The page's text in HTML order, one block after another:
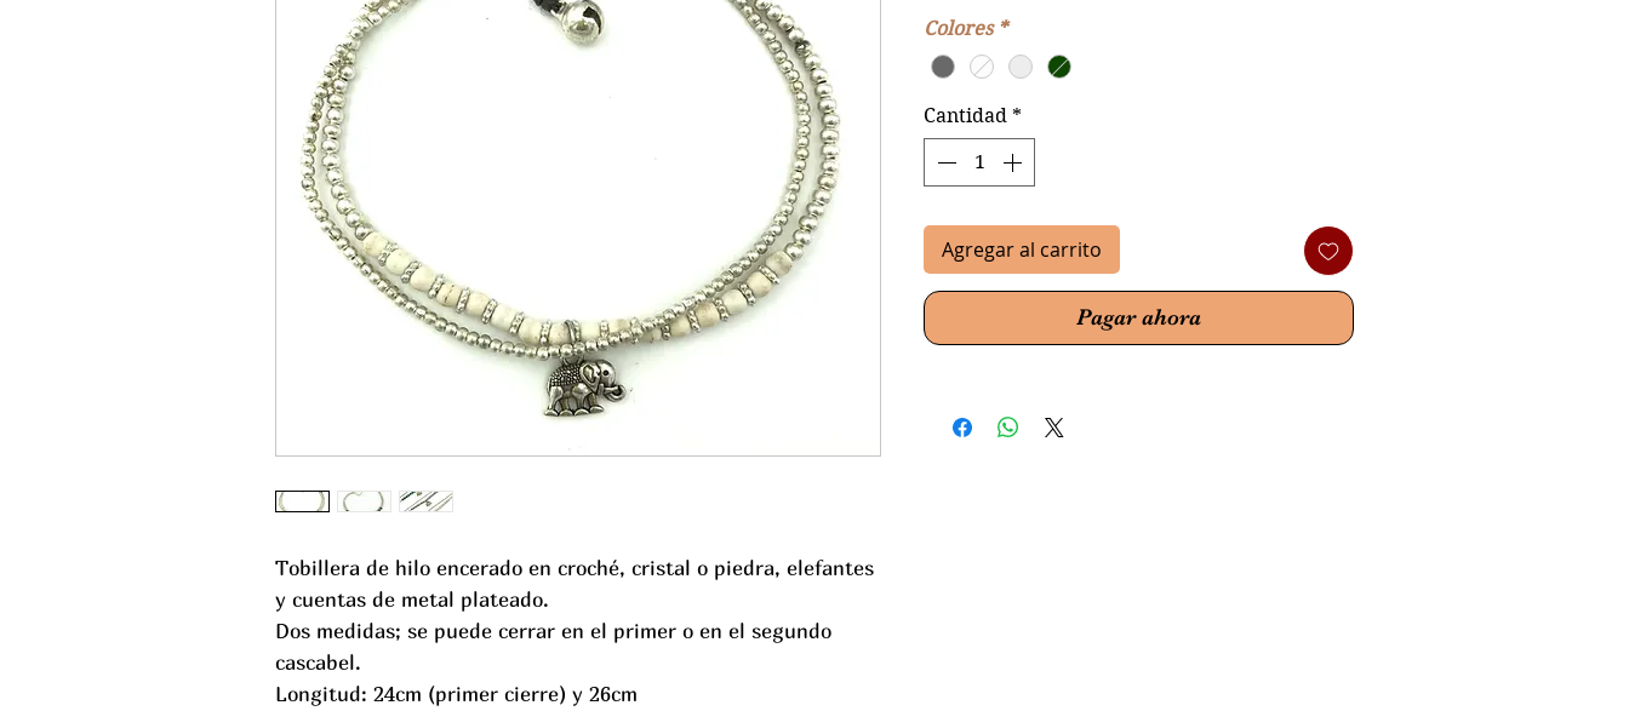
Tobillera de hilo encerado en croché, cristal o piedra, elefantes
y cuentas de metal plateado.
Dos medidas; se puede cerrar en el primer o en el segundo
cascabel.
Longitud: 24cm (primer cierre) y 26cm
Colores *
Cantidad *
Agregar al carrito
Pagar ahora